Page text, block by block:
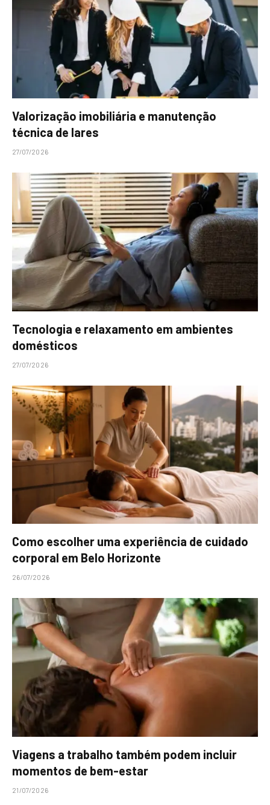
Valorização imobiliária e manutenção
técnica de lares
27/07/2026
Tecnologia e relaxamento em ambientes
domésticos
27/07/2026
Como escolher uma experiência de cuidado
corporal em Belo Horizonte
26/07/2026
Viagens a trabalho também podem incluir
momentos de bem-estar
21/07/2026